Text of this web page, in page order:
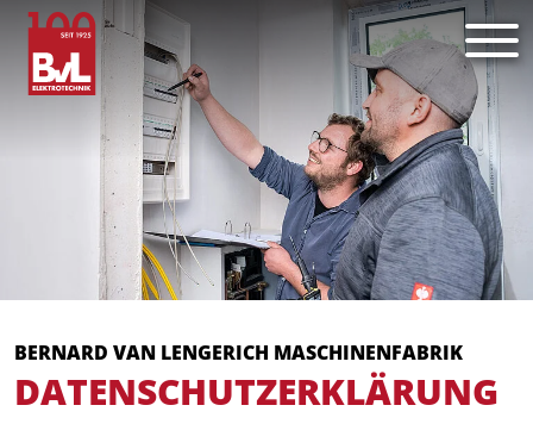
BERNARD VAN LENGERICH MASCHINENFABRIK
DATENSCHUTZERKLÄRUNG